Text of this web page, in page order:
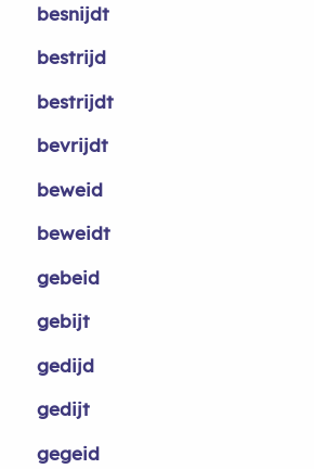
besnijdt
bestrijd
bestrijdt
bevrijdt
beweid
beweidt
gebeid
gebijt
gedijd
gedijt
gegeid